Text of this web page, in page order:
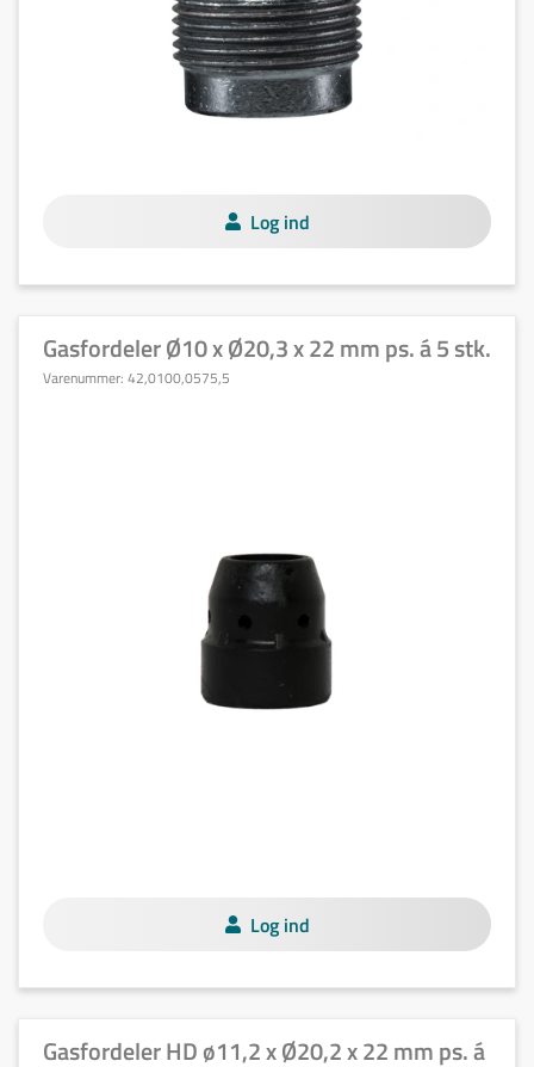
Log ind
Gasfordeler Ø10 x Ø20,3 x 22 mm ps. á 5 stk.
Varenummer: 42,0100,0575,5
Log ind
Gasfordeler HD ø11,2 x Ø20,2 x 22 mm ps. á